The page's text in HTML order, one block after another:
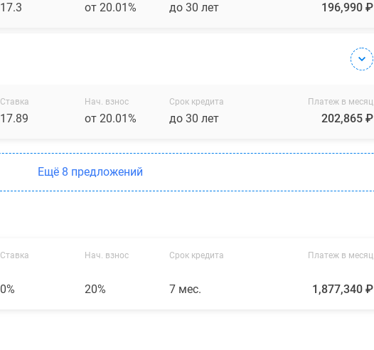
17.3 от 20.01% до 30 лет 196,990 ₽
Ставка
17.89
Нач. взнос
от 20.01%
Срок кредита
до 30 лет
Платеж в месяц
202,865 ₽
Ещё 8 предложений
Ставка
0%
Нач. взнос
20%
Срок кредита
7 мес.
Платеж в месяц
1,877,340 ₽